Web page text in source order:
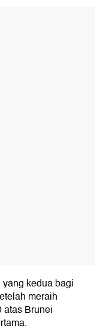
kedua bagi
meraih
atas Brunei